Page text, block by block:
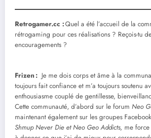
Retrogamer.cc :Quel a été l’accueil de la
rétrogaming pour ces réalisations ? Reçois-tu
encouragements ?
Frizen : Je me dois corps et âme à la
toujours fait confiance et m’a toujours soutenu
enthousiasme couplé de gentillesse,
Cette communauté, d’abord sur le forum Neo
maintenant également sur les groupes
Shmup Never Die et Neo Geo Addicts, me